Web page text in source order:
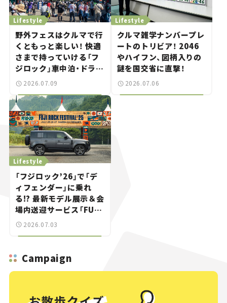
Lifestyle
野外フェスはクルマで行
くともっと楽しい！ 快適
さまで持っていける「フ
ジロック」車中泊・ドライ
ブガイド。
2026.07.09
Lifestyle
クルマ雑学ナンバープレ
ートのトリビア！ 2046
やハイフン、図柄入りの
謎を国交省に直撃！
2026.07.06
Lifestyle
「フジロック’26」で「デ
ィフェンダー」に乗れ
る!? 最新モデル展示＆会
場内送迎サービス「FUJI
ROCK go round」で冒
2026.07.03
Campaign